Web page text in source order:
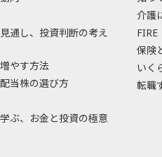
通し、投資判断の考え
やす方法
当株の選び方
ぶ、お金と投資の極意
介護
FIRE
保険
いく
転職